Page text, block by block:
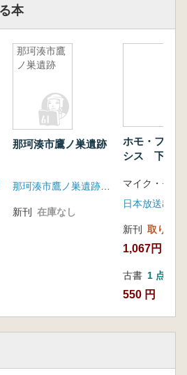
本
那珂湊市鷹
ノ巣遺跡
那珂湊市鷹ノ巣遺跡
新刊 在庫なし
ホモ・フロ
シス 下 1
日本放送出版
新刊 取り寄せ
1,067円
古書 1 点
550 円